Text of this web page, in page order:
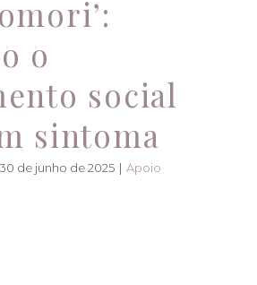
o
social
sintoma
30 de junho de 2025 | Apoio